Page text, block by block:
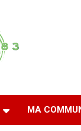
83
MA